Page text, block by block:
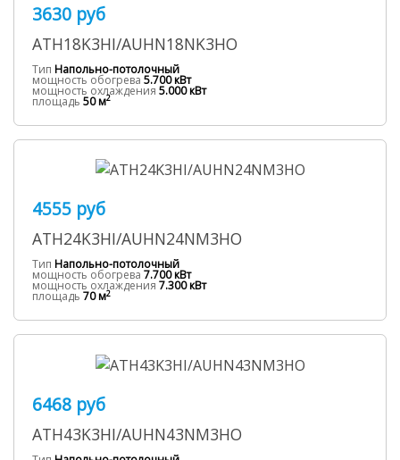
3630 руб
ATH18K3HI/AUHN18NK3HO
Тип Напольно-потолочный
мощность обогрева 5.700 кВт
мощность охлаждения 5.000 кВт
площадь 50 м2
4555 руб
ATH24K3HI/AUHN24NM3HO
Тип Напольно-потолочный
мощность обогрева 7.700 кВт
мощность охлаждения 7.300 кВт
площадь 70 м2
6468 руб
ATH43K3HI/AUHN43NM3HO